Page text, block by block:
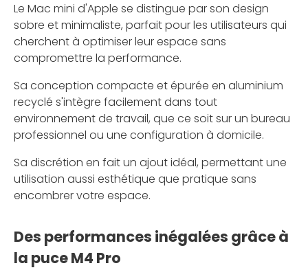
Le Mac mini d'Apple se distingue par son design
sobre et minimaliste, parfait pour les utilisateurs qui
cherchent à optimiser leur espace sans
compromettre la performance.
Sa conception compacte et épurée en aluminium
recyclé s'intègre facilement dans tout
environnement de travail, que ce soit sur un bureau
professionnel ou une configuration à domicile.
Sa discrétion en fait un ajout idéal, permettant une
utilisation aussi esthétique que pratique sans
encombrer votre espace.
Des performances inégalées grâce à
la puce M4 Pro